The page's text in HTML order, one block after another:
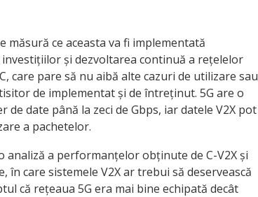
măsură ce aceasta va fi implementată
și dezvoltarea continuă a rețelelor
care pare să nu aibă alte cazuri de utilizare sau
de implementat și de întreținut. 5G are o
date până la zeci de Gbps, iar datele V2X pot
a pachetelor.
analiză a performanțelor obținute de C-V2X și
care sistemele V2X ar trebui să deservească
că rețeaua 5G era mai bine echipată decât